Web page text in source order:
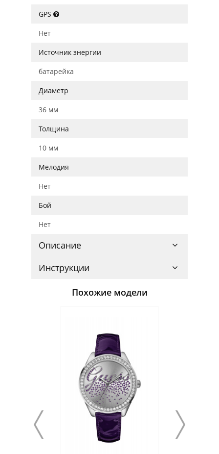
GPS
Нет
Источник энергии
батарейка
Диаметр
36 мм
Толщина
10 мм
Мелодия
Нет
Бой
Нет
Описание
Инструкции
Похожие модели